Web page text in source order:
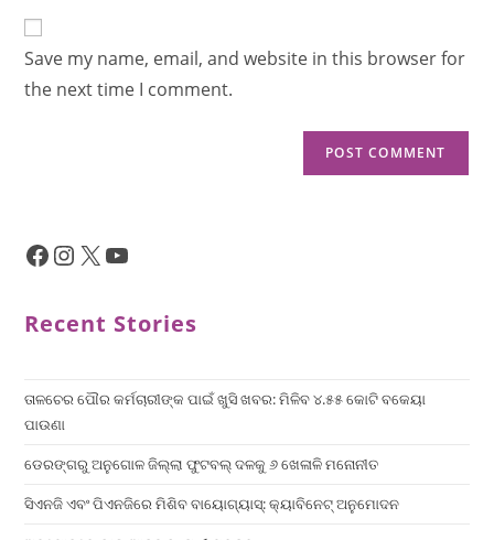
Save my name, email, and website in this browser for
the next time I comment.
Recent Stories
ତାଳଚେର ପୌର କର୍ମଚାରୀଙ୍କ ପାଇଁ ଖୁସି ଖବର: ମିଳିବ ୪.୫୫ କୋଟି ବକେୟା
ପାଉଣା
ଡେରଙ୍ଗରୁ ଅନୁଗୋଳ ଜିଲ୍ଲା ଫୁଟବଲ୍ ଦଳକୁ ୬ ଖେଳାଳି ମନୋନୀତ
ସିଏନଜି ଏବଂ ପିଏନଜିରେ ମିଶିବ ବାୟୋଗ୍ୟାସ୍: କ୍ୟାବିନେଟ୍ ଅନୁମୋଦନ